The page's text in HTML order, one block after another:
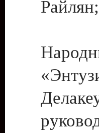
Райлян;